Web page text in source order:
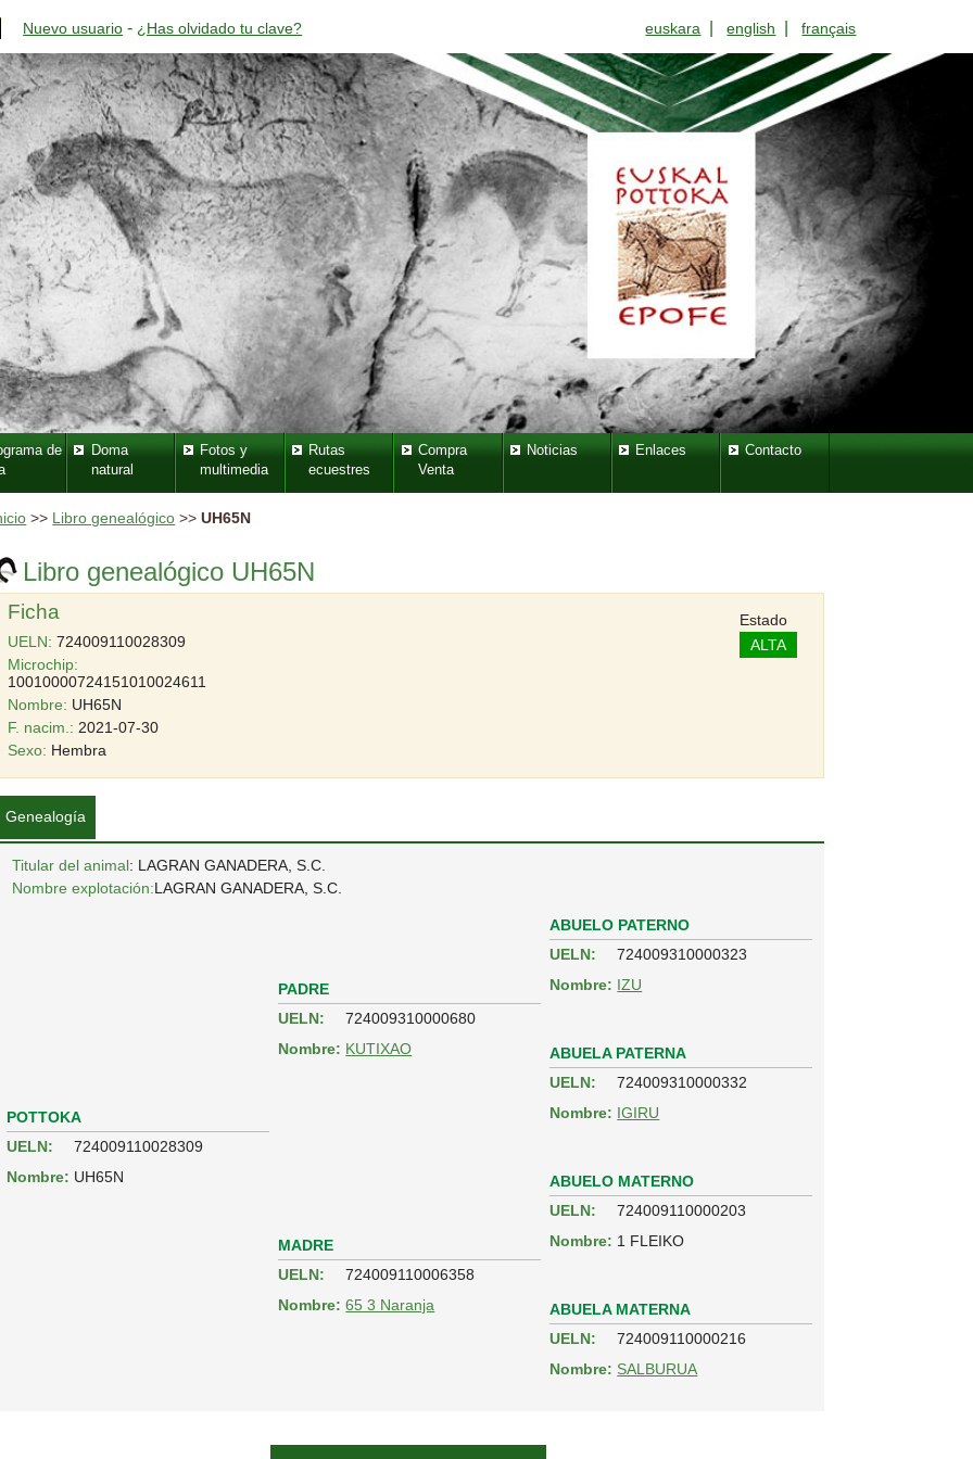
Nuevo usuario - ¿Has olvidado tu clave? euskara |english |français
de
Doma
natural
Fotos y
multimedia
Rutas
ecuestres
Compra
Venta
Noticias Enlaces Contacto
>> Libro genealógico >>UH65N
Libro genealógico UH65N
Ficha
UELN: 724009110028309
Microchip:
10010000724151010024611
Nombre: UH65N
F. nacim.: 2021-07-30
Sexo: Hembra
Estado
ALTA
Genealogía
Titular del animal: LAGRAN GANADERA, S.C.
Nombre explotación:LAGRAN GANADERA, S.C.
POTTOKA
UELN:
724009110028309
Nombre: UH65N
PADRE
UELN:
724009310000680
Nombre: KUTIXAO
ABUELO PATERNO
UELN:
724009310000323
Nombre: IZU
ABUELA PATERNA
UELN:
724009310000332
Nombre: IGIRU
MADRE
UELN:
724009110006358
Nombre: 65 3 Naranja
ABUELO MATERNO
UELN:
724009110000203
Nombre: 1 FLEIKO
ABUELA MATERNA
UELN:
724009110000216
Nombre: SALBURUA